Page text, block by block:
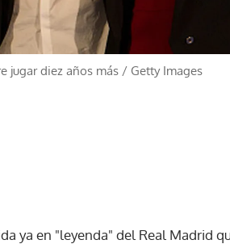
jugar diez años más / Getty Images
ya en "leyenda" del Real Madrid